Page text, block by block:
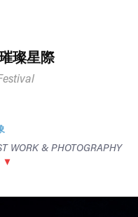
璨星際
WORK & PHOTOGRAPHY
▼